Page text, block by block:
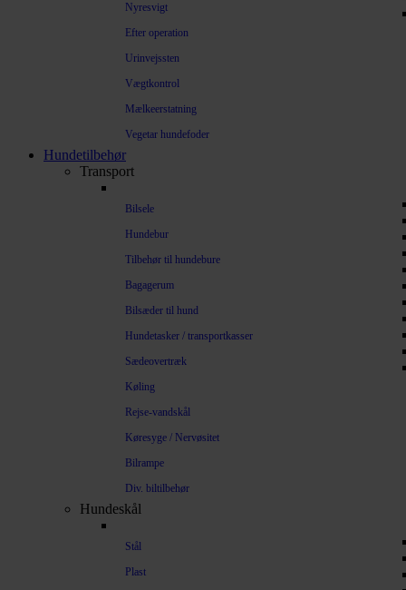
Nyresvigt
Efter operation
Urinvejssten
Vægtkontrol
Mælkeerstatning
Vegetar hundefoder
Hundetilbehør
Transport
Bilsele
Hundebur
Tilbehør til hundebure
Bagagerum
Bilsæder til hund
Hundetasker / transportkasser
Sædeovertræk
Køling
Rejse-vandskål
Køresyge / Nervøsitet
Bilrampe
Div. biltilbehør
Hundeskål
Stål
Plast